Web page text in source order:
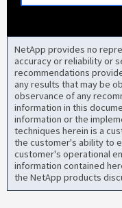
NetApp provides no
accuracy or reliability or
recommendations
any results that may be
observance of any
information in this
information or the
techniques herein is a
the customer's ability to
customer's operational
information contained
the NetApp products